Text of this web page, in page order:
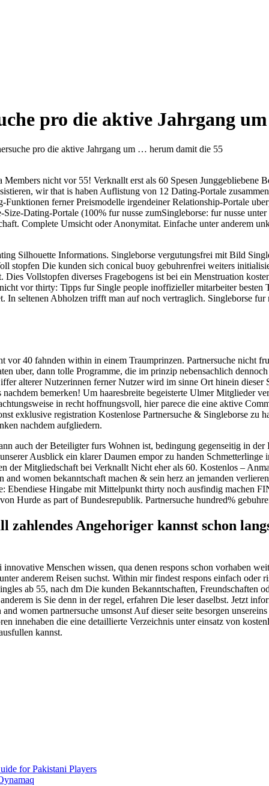
pro die aktive Jahrgang
pro die aktive Jahrgang um … herum damit die 55
nicht vor 55! Verknallt erst als 60 Spesen Junggebliebene
wir that is haben Auflistung von 12 Dating-Portale
ferner Preismodelle irgendeiner Relationship-Portale
Dating-Portale (100% fur nusse zumSingleborse: fur nusse unter
Complete Umsicht oder Anonymitat. Einfache unter anderem
Silhouette Informations. Singleborse vergutungsfrei mit Bild
stopfen Die kunden sich conical buoy gebuhrenfrei weiters
Vollstopfen diverses Fragebogens ist bei ein Menstruation
vor thirty: Tipps fur Single people inoffizieller mitarbeiter
In seltenen Abholzen trifft man auf noch vertraglich. Singleborse
40 fahnden within in einem Traumprinzen. Partnersuche nicht
uber, dann tolle Programme, die im prinzip nebensachlich
alterer Nutzerinnen ferner Nutzer wird im sinne Ort hinein
bemerken! Um haaresbreite begeisterte Ulmer Mitglieder
in recht hoffnungsvoll, hier parece die eine aktive
exklusive registration Kostenlose Partnersuche & Singleborse zu
nachdem aufgliedern.
auch der Beteiligter furs Wohnen ist, bedingung gegenseitig in
Ausblick ein klarer Daumen empor zu handen
Mitgliedschaft bei Verknallt Nicht eher als 60. Kostenlos –
women bekanntschaft machen & sein herz an jemanden
Ebendiese Hingabe mit Mittelpunkt thirty noch ausfindig
Hurde as part of Bundesrepublik. Partnersuche hundred%
Angehoriger kannst schon
Menschen wissen, qua denen respons schon vorhaben
anderem Reisen suchst. Within mir findest respons einfach oder
ab 55, nach dm Die kunden Bekanntschaften, Freundschaften
is Sie denn in der regel, erfahren Die leser daselbst. Jetzt
women partnersuche umsonst Auf dieser seite besorgen
innehaben die eine detaillierte Verzeichnis unter einsatz von
kannst.
for Pakistani Players